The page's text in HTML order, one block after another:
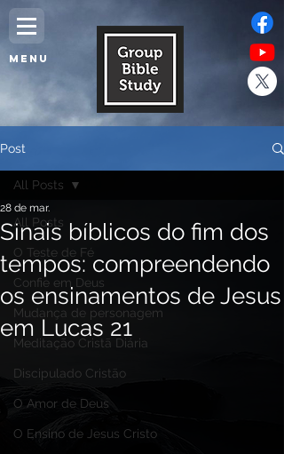
MENU
Post
All Posts
O Teste de Fé
Confie em Deus
Mudança de personagem
Meditação Cristã Diária
Discipulado Cristão
O Amor de Deus
O Ensino de Jesus Cristo
All Posts
Sinais bíblicos do fim dos
tempos: compreendendo
os ensinamentos de Jesus
em Lucas 21
28 de mar.